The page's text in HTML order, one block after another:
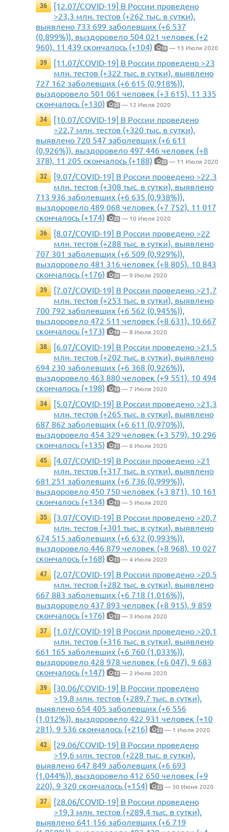
36
[12.07/COVID-19] В России проведено
>23,3 млн. тестов (+262 тыс. в сутки),
выявлено 733 699 заболевших (+6 537
(0,899%)), выздоровело 504 021 человек (+2
960), 11 439 скончалось (+104)
19 — 13 Июля 2020
39
[11.07/COVID-19] В России проведено >23
млн. тестов (+322 тыс. в сутки), выявлено
727 162 заболевших (+6 615 (0,918%)),
выздоровело 501 061 человек (+3 615), 11 335
скончалось (+130)
25 — 12 Июля 2020
34
[10.07/COVID-19] В России проведено
>22,7 млн. тестов (+320 тыс. в сутки),
выявлено 720 547 заболевших (+6 611
(0,926%)), выздоровело 497 446 человек (+8
378), 11 205 скончалось (+188)
25 — 11 Июля 2020
32
[9.07/COVID-19] В России проведено >22,3
млн. тестов (+308 тыс. в сутки), выявлено
713 936 заболевших (+6 635 (0,938%)),
выздоровело 489 068 человек (+7 752), 11 017
скончалось (+174)
25 — 10 Июля 2020
36
[8.07/COVID-19] В России проведено >22
млн. тестов (+288 тыс. в сутки), выявлено
707 301 заболевших (+6 509 (0,929%)),
выздоровело 481 316 человек (+8 805), 10 843
скончалось (+176)
20 — 9 Июля 2020
39
[7.07/COVID-19] В России проведено >21,7
млн. тестов (+253 тыс. в сутки), выявлено
700 792 заболевших (+6 562 (0,945%)),
выздоровело 472 511 человек (+8 631), 10 667
скончалось (+173)
19 — 8 Июля 2020
38
[6.07/COVID-19] В России проведено >21,5
млн. тестов (+202 тыс. в сутки), выявлено
694 230 заболевших (+6 368 (0,926%)),
выздоровело 463 880 человек (+9 551), 10 494
скончалось (+198)
10 — 7 Июля 2020
34
[5.07/COVID-19] В России проведено >21,3
млн. тестов (+265 тыс. в сутки), выявлено
687 862 заболевших (+6 611 (0,970%)),
выздоровело 454 329 человек (+3 579), 10 296
скончалось (+135)
21 — 6 Июля 2020
45
[4.07/COVID-19] В России проведено >21
млн. тестов (+317 тыс. в сутки), выявлено
681 251 заболевших (+6 736 (0,999%)),
выздоровело 450 750 человек (+3 871), 10 161
скончалось (+134)
11 — 5 Июля 2020
35
[3.07/COVID-19] В России проведено >20,7
млн. тестов (+301 тыс. в сутки), выявлено
674 515 заболевших (+6 632 (0,993%)),
выздоровело 446 879 человек (+8 968), 10 027
скончалось (+168)
11 — 4 Июля 2020
47
[2.07/COVID-19] В России проведено >20,5
млн. тестов (+282 тыс. в сутки), выявлено
667 883 заболевших (+6 718 (1,016%)),
выздоровело 437 893 человек (+8 915), 9 859
скончалось (+176)
11 — 3 Июля 2020
37
[1.07/COVID-19] В России проведено >20,1
млн. тестов (+316 тыс. в сутки), выявлено
661 165 заболевших (+6 760 (1,033%)),
выздоровело 428 978 человек (+6 047), 9 683
скончалось (+147)
13 — 2 Июля 2020
39
[30.06/COVID-19] В России проведено
>19,8 млн. тестов (+289,7 тыс. в сутки),
выявлено 654 405 заболевших (+6 556
(1,012%)), выздоровело 422 931 человек (+10
281), 9 536 скончалось (+216)
23 — 1 Июля 2020
42
[29.06/COVID-19] В России проведено
>19,6 млн. тестов (+228 тыс. в сутки),
выявлено 647 849 заболевших (+6 693
(1,044%)), выздоровело 412 650 человек (+9
220), 9 320 скончалось (+154)
23 — 30 Июня 2020
37
[28.06/COVID-19] В России проведено
>19,3 млн. тестов (+289,4 тыс. в сутки),
выявлено 641 156 заболевших (+6 719